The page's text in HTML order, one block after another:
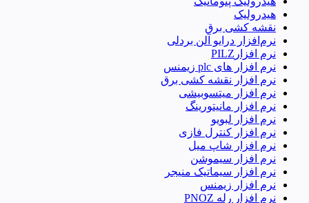
هیدرولیک
نقشه کشی برق
نرم‌افزار درایو آلن بردلی
نرم افزارPILZ
نرم افزار های plc زیمنس
نرم افزار نقشه کشی برق
نرم افزار میتسوبیشی
نرم افزار مانیتورینگ
نرم افزار لبویو
نرم افزار کنترل فازی
نرم افزار شاپ میل
نرم افزار سیموشن
نرم افزار سیماتیک منیجر
نرم افزار زیمنس
نرم افزار رله PNOZ